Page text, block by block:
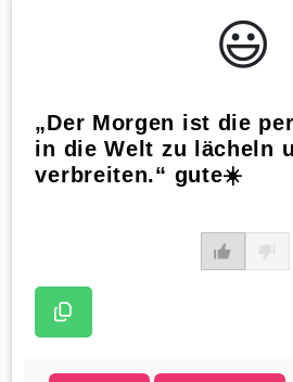
😃️
„Der Morgen ist die
in die Welt zu lächeln
verbreiten.“ gute☀️